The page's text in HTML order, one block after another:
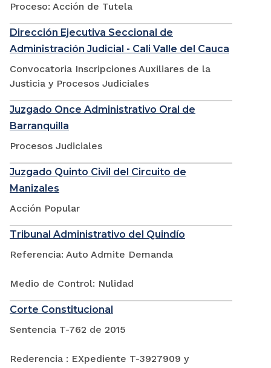
Proceso: Acción de Tutela
Dirección Ejecutiva Seccional de
Administración Judicial - Cali Valle del Cauca
Convocatoria Inscripciones Auxiliares de la
Justicia y Procesos Judiciales
Juzgado Once Administrativo Oral de
Barranquilla
Procesos Judiciales
Juzgado Quinto Civil del Circuito de
Manizales
Acción Popular
Tribunal Administrativo del Quindío
Referencia: Auto Admite Demanda
Medio de Control: Nulidad
Corte Constitucional
Sentencia T-762 de 2015
Rederencia : EXpediente T-3927909 y